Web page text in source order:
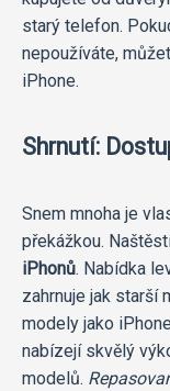
starý telefon.
nepoužíváte,
iPhone.
Shrnutí:
Snem mnoha je
překážkou.
iPhonů. Nabídka
zahrnuje jak starší
modely jako
nabízejí skvělý
modelů.